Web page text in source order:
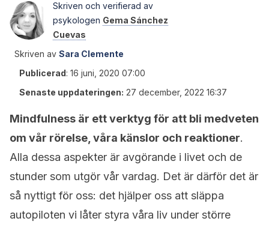
Skriven och verifierad av
psykologen Gema Sánchez
Cuevas
Skriven av Sara Clemente
Publicerad: 16 juni, 2020 07:00
Senaste uppdateringen: 27 december, 2022 16:37
Mindfulness är ett verktyg för att bli medveten
om vår rörelse, våra känslor och reaktioner.
Alla dessa aspekter är avgörande i livet och de
stunder som utgör vår vardag. Det är därför det är
så nyttigt för oss: det hjälper oss att släppa
autopiloten vi låter styra våra liv under större